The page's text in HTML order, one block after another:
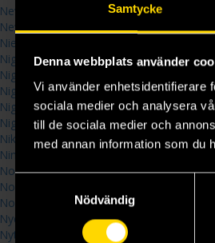
Samtycke
Denna webbplats använder
Vi använder enhetsidentifierare
sociala medier och analysera
till de sociala medier och
med annan information som du
Nödvändig
Nevernight
New Management
NieR: Automata Novels
Night Angel Series
Nightbirds
Nightfall Saga
Nightshade Crown
Nightweaver
Nikolai
Ninth House
No Other Gods
Noobtown
Noumena
Nyquist Mystery
Nytefall